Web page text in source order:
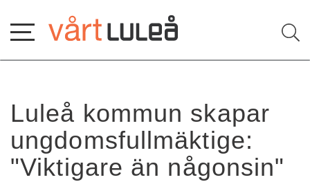
innehåll
Luleå kommun skapar
ungdomsfullmäktige:
"Viktigare än någonsin"